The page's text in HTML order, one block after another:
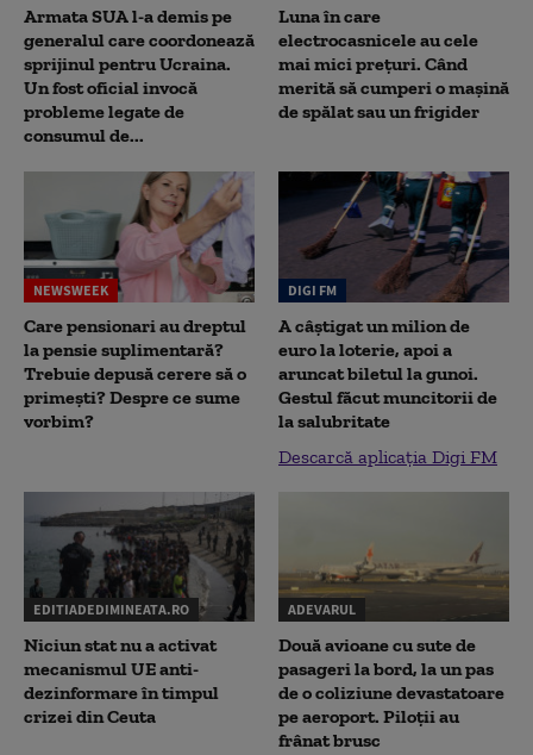
Armata SUA l-a demis pe
generalul care coordonează
sprijinul pentru Ucraina.
Un fost oficial invocă
probleme legate de
consumul de...
Luna în care
electrocasnicele au cele
mai mici prețuri. Când
merită să cumperi o mașină
de spălat sau un frigider
NEWSWEEK
Care pensionari au dreptul
la pensie suplimentară?
Trebuie depusă cerere să o
primești? Despre ce sume
vorbim?
DIGI FM
A câștigat un milion de
euro la loterie, apoi a
aruncat biletul la gunoi.
Gestul făcut muncitorii de
la salubritate
Descarcă aplicația Digi FM
EDITIADEDIMINEATA.RO
Niciun stat nu a activat
mecanismul UE anti-
dezinformare în timpul
crizei din Ceuta
ADEVARUL
Două avioane cu sute de
pasageri la bord, la un pas
de o coliziune devastatoare
pe aeroport. Piloții au
frânat brusc